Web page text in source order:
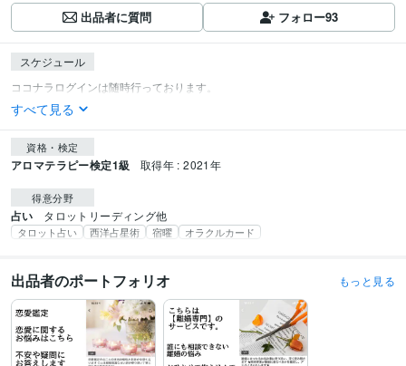
出品者に質問 フォロー93
スケジュール
すべて見る
資格・検定
アロマテラピー検定1級 取得年 : 2021年
得意分野
占い タロットリーディング他
タロット占い 西洋占星術 宿曜 オラクルカード
出品者のポートフォリオ もっと見る